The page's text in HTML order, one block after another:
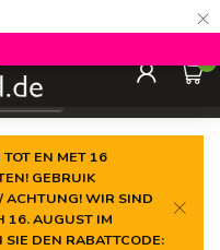
×
0
EN MET 16
GEBRUIK
ACHTUNG! WIR SIND
16. AUGUST IM
DEN RABATTCODE: